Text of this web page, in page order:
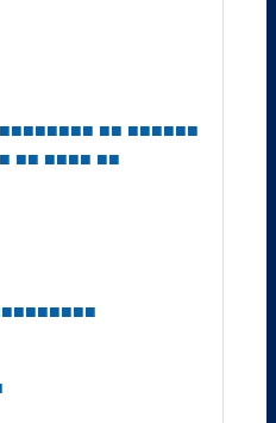
■■■■■■■■ ■■ ■■■■■■
■ ■■ ■■■■ ■■
■■■■■■■■